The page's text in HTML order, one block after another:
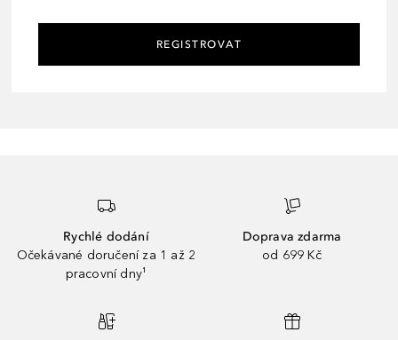
REGISTROVAT
Rychlé dodání
Očekávané doručení za 1 až 2
pracovní dny¹
Doprava zdarma
od 699 Kč